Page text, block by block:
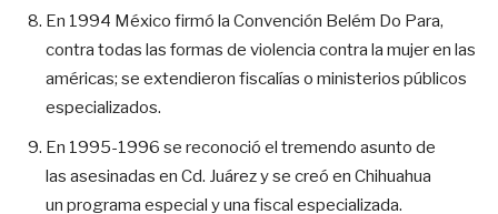
En 1994 México firmó la Convención Belém Do Para,
contra todas las formas de violencia contra la mujer en las
américas; se extendieron fiscalías o ministerios públicos
especializados.
En 1995-1996 se reconoció el tremendo asunto de
las asesinadas en Cd. Juárez y se creó en Chihuahua
un programa especial y una fiscal especializada.